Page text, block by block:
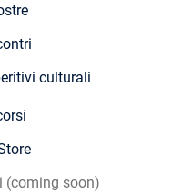
culturali
(coming soon)